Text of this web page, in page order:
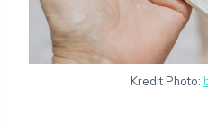
Kredit Photo: